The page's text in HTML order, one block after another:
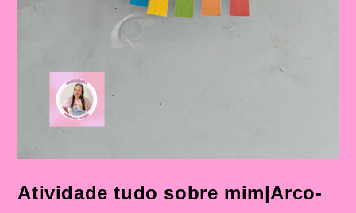
Atividade tudo sobre mim|Arco-